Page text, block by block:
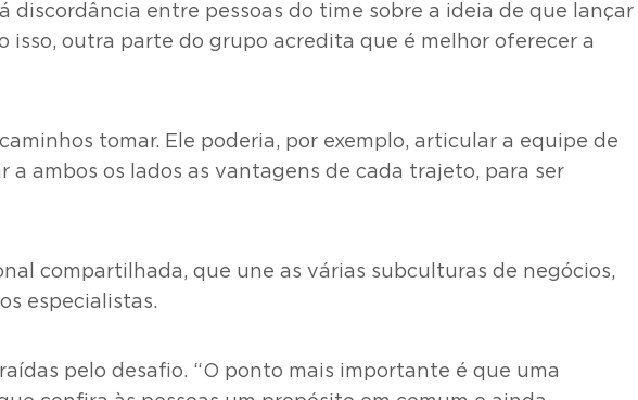
discordância entre pessoas do time sobre a ideia de que lançar
outra parte do grupo acredita que é melhor oferecer a
tomar. Ele poderia, por exemplo, articular a equipe de
ambos os lados as vantagens de cada trajeto, para ser
compartilhada, que une as várias subculturas de negócios,
especialistas.
pelo desafio. “O ponto mais importante é que uma